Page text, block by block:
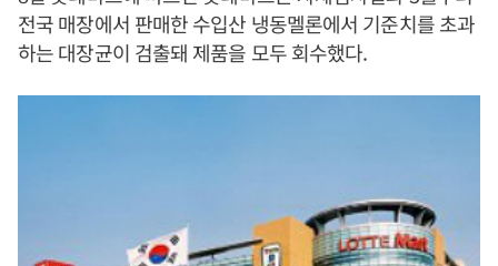
전국 매장에서 판매한 수입산 냉동멜론에서 기준치를 초과
하는 대장균이 검출돼 제품을 모두 회수했다.